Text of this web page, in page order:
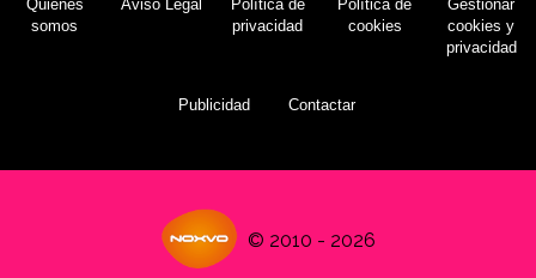
Quiénes
somos
Aviso Legal
Política de
privacidad
Política de
cookies
Gestionar
cookies y
privacidad
Publicidad Contactar
© 2010 - 2026